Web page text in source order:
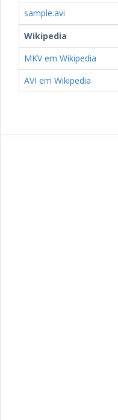
sample.avi
Wikipedia
MKV em Wikipedia
AVI em Wikipedia